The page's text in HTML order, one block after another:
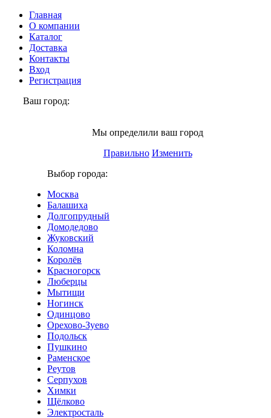
Главная
О компании
Каталог
Доставка
Контакты
Вход
Регистрация
Ваш город:
Мы определили ваш город
Правильно Изменить
Выбор города:
Москва
Балашиха
Долгопрудный
Домодедово
Жуковский
Коломна
Королёв
Красногорск
Люберцы
Мытищи
Ногинск
Одинцово
Орехово-Зуево
Подольск
Пушкино
Раменское
Реутов
Серпухов
Химки
Щёлково
Электросталь